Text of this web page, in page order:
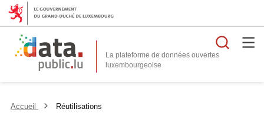
La plateforme de données ouvertes
Accueil Réutilisations